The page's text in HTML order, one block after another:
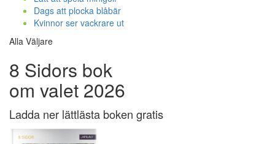
Dags att plocka blåbär
Kvinnor ser vackrare ut
Alla Väljare
8 Sidors bok
om valet 2026
Ladda ner lättlästa boken gratis